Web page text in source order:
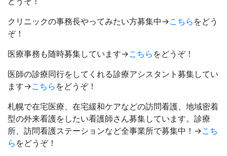
クリニックの事務長やってみたい方募集中→こちら をどう
ぞ！
医療事務も随時募集しています→こちら をどうぞ！
医師の診療同行をしてくれる診療アシスタント募集してい
ます→こちら をどうぞ！
札幌で在宅医療、在宅緩和ケアなどの訪問看護、地域密着
型の外来看護をしたい看護師さん募集しています。診療
所、訪問看護ステーションなど全事業所で募集中！→こち
ら をどうぞ！